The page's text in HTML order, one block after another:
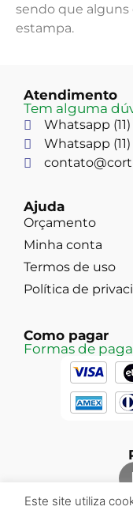
sendo que alguns
estampa.
Atendimento
Tem alguma
Whatsapp
Whatsapp (11)
Ajuda
Orçamento
Minha conta
Termos de uso
Política de
Como pagar
Formas de
Este site utiliza